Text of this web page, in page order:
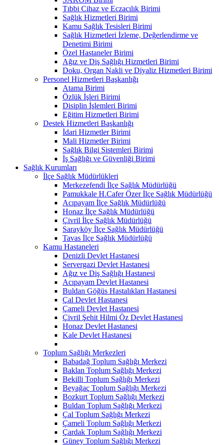
Tıbbi Cihaz ve Eczacılık Birimi
Sağlık Hizmetleri Birimi
Kamu Sağlık Tesisleri Birimi
Sağlık Hizmetleri İzleme, Değerlendirme ve
Denetimi Birimi
Özel Hastaneler Birimi
Ağız ve Diş Sağlığı Hizmetleri Birimi
Doku, Organ Nakli ve Diyaliz Hizmetleri Birimi
Personel Hizmetleri Başkanlığı
Atama Birimi
Özlük İşleri Birimi
Disiplin İşlemleri Birimi
Eğitim Hizmetleri Birimi
Destek Hizmetleri Başkanlığı
İdari Hizmetler Birimi
Mali Hizmetler Birimi
Sağlık Bilgi Sistemleri Birimi
İş Sağlığı ve Güvenliği Birimi
Sağlık Kurumları
İlçe Sağlık Müdürlükleri
Merkezefendi İlçe Sağlık Müdürlüğü
Pamukkale H.Cafer Özer İlçe Sağlık Müdürlüğü
Acıpayam İlçe Sağlık Müdürlüğü
Honaz İlçe Sağlık Müdürlüğü
Çivril İlçe Sağlık Müdürlüğü
Sarayköy İlçe Sağlık Müdürlüğü
Tavas İlçe Sağlık Müdürlüğü
Kamu Hastaneleri
Denizli Devlet Hastanesi
Servergazi Devlet Hastanesi
Ağız ve Diş Sağlığı Hastanesi
Acıpayam Devlet Hastanesi
Buldan Göğüs Hastalıkları Hastanesi
Çal Devlet Hastanesi
Çameli Devlet Hastanesi
Çivril Şehit Hilmi Öz Devlet Hastanesi
Honaz Devlet Hastanesi
Kale Devlet Hastanesi
Toplum Sağlığı Merkezleri
Babadağ Toplum Sağlığı Merkezi
Baklan Toplum Sağlığı Merkezi
Bekilli Toplum Sağlığı Merkezi
Beyağaç Toplum Sağlığı Merkezi
Bozkurt Toplum Sağlığı Merkezi
Buldan Toplum Sağlığı Merkezi
Çal Toplum Sağlığı Merkezi
Çameli Toplum Sağlığı Merkezi
Çardak Toplum Sağlığı Merkezi
Güney Toplum Sağlığı Merkezi